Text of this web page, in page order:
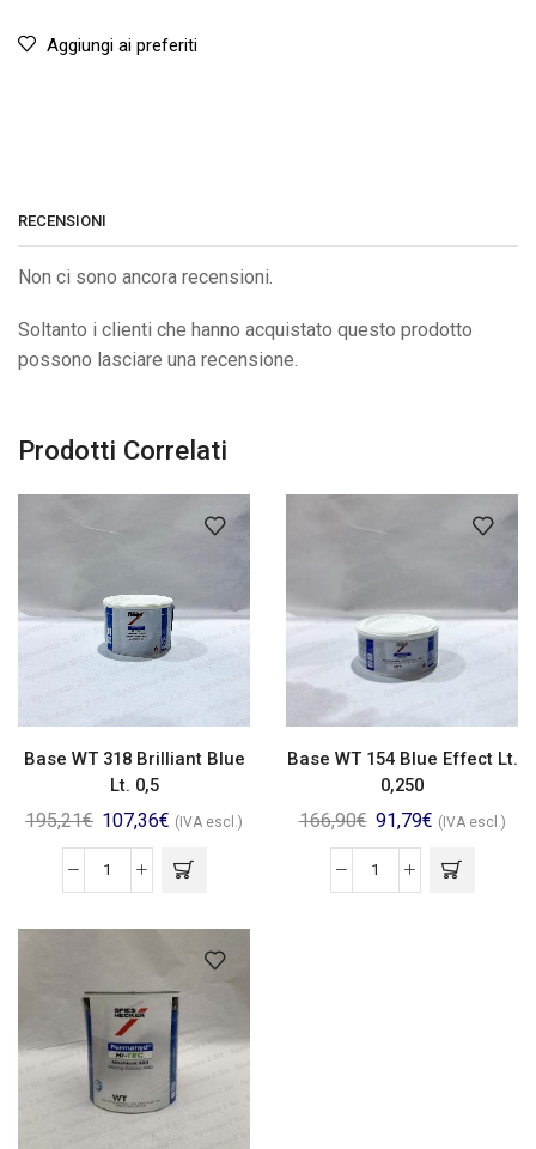
Aggiungi ai preferiti
RECENSIONI
Non ci sono ancora recensioni.
Soltanto i clienti che hanno acquistato questo prodotto
possono lasciare una recensione.
Prodotti Correlati
Base WT 318 Brilliant Blue
Lt. 0,5
195,21€ 107,36€ (IVA escl.)
Base WT 154 Blue Effect Lt.
0,250
166,90€ 91,79€ (IVA escl.)